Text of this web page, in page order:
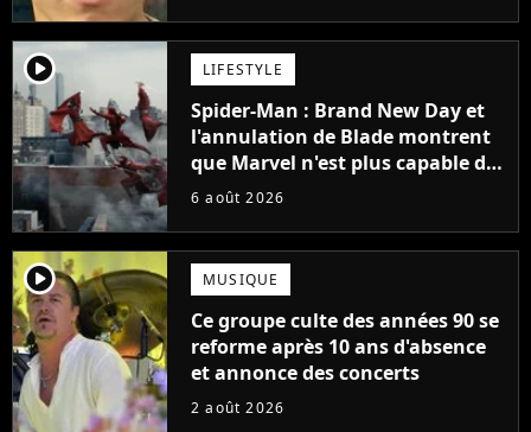
player2 LIFESTYLE
Spider-Man : Brand New Day et
l'annulation de Blade montrent
que Marvel n'est plus capable de
faire quoi que ce soit de simple
6 août 2026
player2 MUSIQUE
Ce groupe culte des années 90 se
reforme après 10 ans d'absence
et annonce des concerts
2 août 2026